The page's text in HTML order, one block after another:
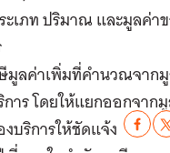
เภท ปริมาณ และมูลค่า
มูลค่าเพิ่มที่คำนวณจาก
าร โดยให้แยกออกจาก
บริการให้ชัดแจ้ง